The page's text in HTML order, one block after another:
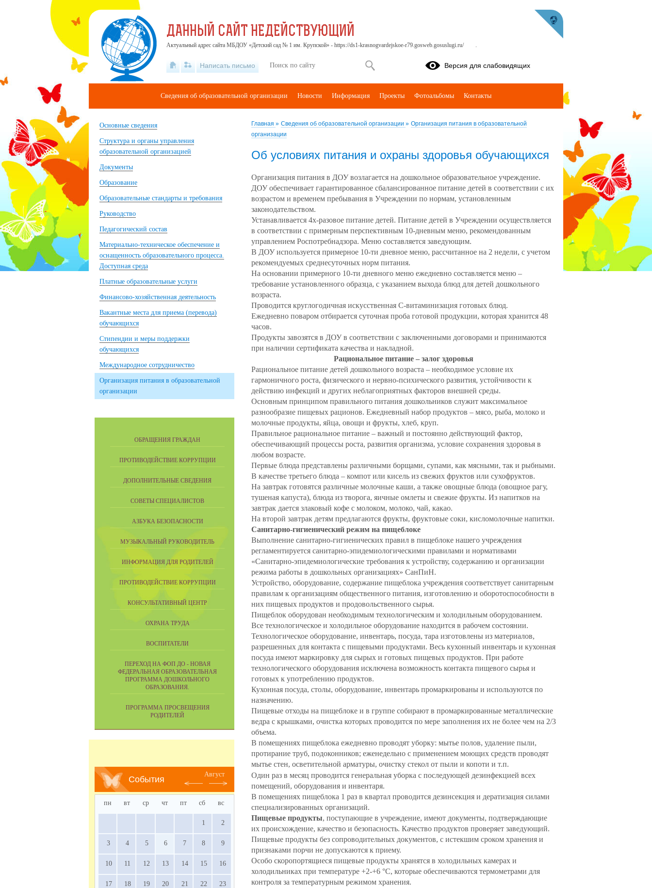
Главная » Сведения об образовательной организации » Организация питания в образовательной
организации
Об условиях питания и охраны здоровья обучающихся
Организация питания в ДОУ возлагается на дошкольное образовательное учреждение.
ДОУ обеспечивает гарантированное сбалансированное питание детей в соответствии с их
возрастом и временем пребывания в Учреждении по нормам, установленным
законодательством.
Устанавливается 4х-разовое питание детей. Питание детей в Учреждении осуществляется
в соответствии с примерным перспективным 10-дневным меню, рекомендованным
управлением Роспотребнадзора. Меню составляется заведующим.
В ДОУ используется примерное 10-ти дневное меню, рассчитанное на 2 недели, с учетом
рекомендуемых среднесуточных норм питания.
На основании примерного 10-ти дневного меню ежедневно составляется меню –
требование установленного образца, с указанием выхода блюд для детей дошкольного
возраста.
Проводится круглогодичная искусственная С-витаминизация готовых блюд.
Ежедневно поваром отбирается суточная проба готовой продукции, которая хранится 48
часов.
Продукты завозятся в ДОУ в соответствии с заключенными договорами и принимаются
при наличии сертификата качества и накладной.
Рациональное питание – залог здоровья
Рациональное питание детей дошкольного возраста – необходимое условие их
гармоничного роста, физического и нервно-психического развития, устойчивости к
действию инфекций и других неблагоприятных факторов внешней среды.
Основным принципом правильного питания дошкольников служит максимальное
разнообразие пищевых рационов. Ежедневный набор продуктов – мясо, рыба, молоко и
молочные продукты, яйца, овощи и фрукты, хлеб, круп.
Правильное рациональное питание – важный и постоянно действующий фактор,
обеспечивающий процессы роста, развития организма, условие сохранения здоровья в
любом возрасте.
Первые блюда представлены различными борщами, супами, как мясными, так и рыбными.
В качестве третьего блюда – компот или кисель из свежих фруктов или сухофруктов.
На завтрак готовятся различные молочные каши, а также овощные блюда (овощное рагу,
тушеная капуста), блюда из творога, яичные омлеты и свежие фрукты. Из напитков на
завтрак дается злаковый кофе с молоком, молоко, чай, какао.
На второй завтрак детям предлагаются фрукты, фруктовые соки, кисломолочные напитки.
Санитарно-гигиенический режим на пищеблоке
Выполнение санитарно-гигиенических правил в пищеблоке нашего учреждения
регламентируется санитарно-эпидемиологическими правилами и нормативами
«Санитарно-эпидемиологические требования к устройству, содержанию и организации
режима работы в дошкольных организациях» СанПиН.
Устройство, оборудование, содержание пищеблока учреждения соответствует санитарным
правилам к организациям общественного питания, изготовлению и оборотоспособности в
них пищевых продуктов и продовольственного сырья.
Пищеблок оборудован необходимым технологическим и холодильным оборудованием.
Все технологическое и холодильное оборудование находится в рабочем состоянии.
Технологическое оборудование, инвентарь, посуда, тара изготовлены из материалов,
разрешенных для контакта с пищевыми продуктами. Весь кухонный инвентарь и кухонная
посуда имеют маркировку для сырых и готовых пищевых продуктов. При работе
технологического оборудования исключена возможность контакта пищевого сырья и
готовых к употреблению продуктов.
Кухонная посуда, столы, оборудование, инвентарь промаркированы и используются по
назначению.
Пищевые отходы на пищеблоке и в группе собирают в промаркированные металлические
ведра с крышками, очистка которых проводится по мере заполнения их не более чем на 2/3
объема.
В помещениях пищеблока ежедневно проводят уборку: мытье полов, удаление пыли,
протирание труб, подоконников; еженедельно с применением моющих средств проводят
мытье стен, осветительной арматуры, очистку стекол от пыли и копоти и т.п.
Один раз в месяц проводится генеральная уборка с последующей дезинфекцией всех
помещений, оборудования и инвентаря.
В помещениях пищеблока 1 раз в квартал проводится дезинсекция и дератизация силами
специализированных организаций.
Пищевые продукты, поступающие в учреждение, имеют документы, подтверждающие
их происхождение, качество и безопасность. Качество продуктов проверяет заведующий.
Пищевые продукты без сопроводительных документов, с истекшим сроком хранения и
признаками порчи не допускаются к приему.
Особо скоропортящиеся пищевые продукты хранятся в холодильных камерах и
холодильниках при температуре +2-+6 °C, которые обеспечиваются термометрами для
контроля за температурным режимом хранения.
Основные сведения
Структура и органы управления
образовательной организацией
Документы
Образование
Образовательные стандарты и требования
Руководство
Педагогический состав
Материально-техническое обеспечение и
оснащенность образовательного процесса.
Доступная среда
Платные образовательные услуги
Финансово-хозяйственная деятельность
Вакантные места для приема (перевода)
обучающихся
Стипендии и меры поддержки
обучающихся
Международное сотрудничество
Организация питания в образовательной
организации
ОБРАЩЕНИЯ ГРАЖДАН
ПРОТИВОДЕЙСТВИЕ КОРРУПЦИИ
ДОПОЛНИТЕЛЬНЫЕ СВЕДЕНИЯ
СОВЕТЫ СПЕЦИАЛИСТОВ
АЗБУКА БЕЗОПАСНОСТИ
МУЗЫКАЛЬНЫЙ РУКОВОДИТЕЛЬ
ИНФОРМАЦИЯ ДЛЯ РОДИТЕЛЕЙ
ПРОТИВОДЕЙСТВИЕ КОРРУПЦИИ
КОНСУЛЬТАТИВНЫЙ ЦЕНТР
ОХРАНА ТРУДА
ВОСПИТАТЕЛИ
ПЕРЕХОД НА ФОП ДО - НОВАЯ
ФЕДЕРАЛЬНАЯ ОБРАЗОВАТЕЛЬНАЯ
ПРОГРАММА ДОШКОЛЬНОГО
ОБРАЗОВАНИЯ.
ПРОГРАММА ПРОСВЕЩЕНИЯ
РОДИТЕЛЕЙ
События
Август
пн вт ср чт пт сб вс
1 2
3 4 5 6 7 8 9
10 11 12 13 14 15 16
17 18 19 20 21 22 23
ДАННЫЙ САЙТ НЕДЕЙСТВУЮЩИЙ
Актуальный адрес сайта МБДОУ «Детский сад № 1 им. Крупской» - https://ds1-krasnogvardejskoe-r79.gosweb.gosuslugi.ru/ .
Написать письмо Версия для слабовидящих
Сведения об образовательной организации Новости Информация Проекты Фотоальбомы Контакты